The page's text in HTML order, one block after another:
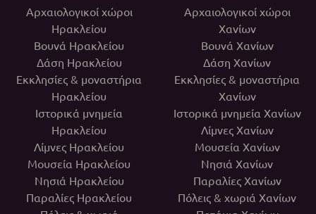
Αρχαιολογικοί χώροι
Ηρακλείου
Βουνά Ηρακλείου
Δάση Ηρακλείου
Εκκλησίες & μοναστήρια
Ηρακλείου
Ιστορικά μνημεία
Ηρακλείου
Λίμνες Ηρακλείου
Μουσεία Ηρακλείου
Νησιά Ηρακλείου
Παραλίες Ηρακλείου
Αρχαιολογικοί χώροι
Χανίων
Βουνά Χανίων
Δάση Χανίων
Εκκλησίες & μοναστήρια
Χανίων
Ιστορικά μνημεία Χανίων
Λίμνες Χανίων
Μουσεία Χανίων
Νησιά Χανίων
Παραλίες Χανίων
Πόλεις & χωριά Χανίων